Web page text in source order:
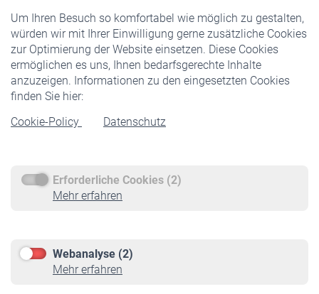
Um Ihren Besuch so komfortabel wie möglich zu gestalten,
würden wir mit Ihrer Einwilligung gerne zusätzliche Cookies
zur Optimierung der Website einsetzen. Diese Cookies
ermöglichen es uns, Ihnen bedarfsgerechte Inhalte
anzuzeigen. Informationen zu den eingesetzten Cookies
finden Sie hier:
Cookie-Policy
Datenschutz
Erforderliche Cookies (2)
Mehr erfahren
Webanalyse (2)
Mehr erfahren
Staatliche Förderung
Veranstaltungen
Rentner
Rentenbeginn
Rente beantragen
Service
Informationen
Online-Rechner
VBLnewsletter